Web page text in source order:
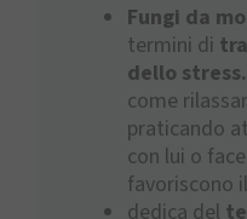
Fungi da
termini di
dello stress.
come
praticando
con lui o
favoriscono
dedica del